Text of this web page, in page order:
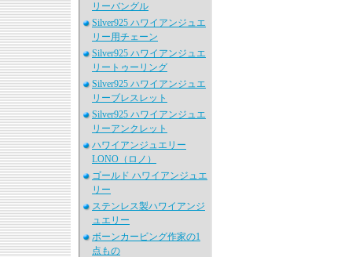
リーバングル
Silver925 ハワイアンジュエ
リー用チェーン
Silver925 ハワイアンジュエ
リートゥーリング
Silver925 ハワイアンジュエ
リーブレスレット
Silver925 ハワイアンジュエ
リーアンクレット
ハワイアンジュエリー
LONO（ロノ）
ゴールド ハワイアンジュエ
リー
ステンレス製ハワイアンジ
ュエリー
ボーンカービング作家の1
点もの